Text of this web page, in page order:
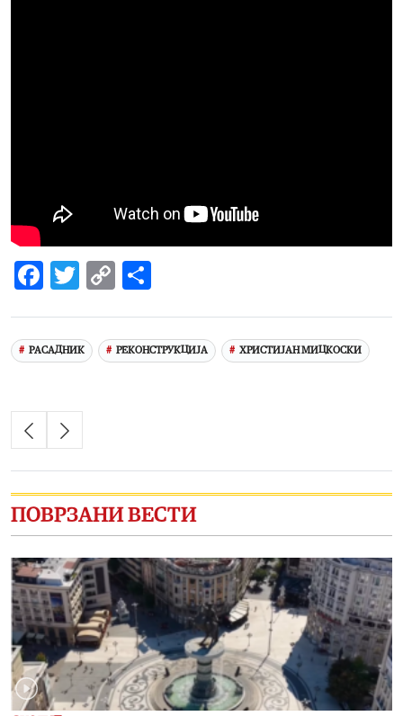
Facebook
Twitter
Copy
РАСАДНИК РЕКОНСТРУКЦИЈА ХРИСТИЈАН МИЦКОСКИ
ПОВРЗАНИ ВЕСТИ